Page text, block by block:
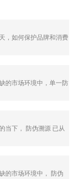
，如何保护品牌和消费
的市场环境中，单一防
当下， 防伪溯源 已从
的市场环境中， 防伪